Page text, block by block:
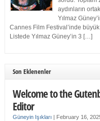
aydınların
Yılmaz
Cannes Film Festival’inde büyük
Listede Yılmaz Güney’in 3 […]
Son Eklenenler
Welcome to the
Editor
Güneyin Işıkları | February 16,